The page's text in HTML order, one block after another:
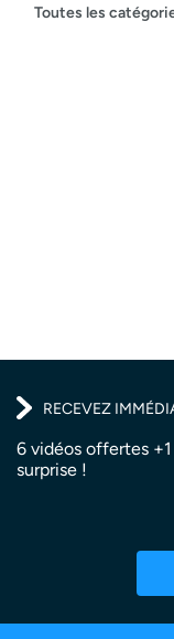
Maladies du
Toutes les
RECEVEZ
6 vidéos offertes
surprise !